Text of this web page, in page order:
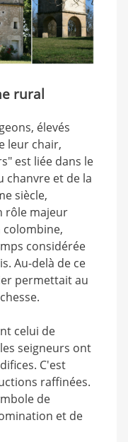
rural
élevés
leur chair,
est liée dans le
chanvre et de la
siècle,
rôle majeur
colombine,
considérée
Au-delà de ce
permettait au
celui de
seigneurs ont
C'est
raffinées.
de
et de